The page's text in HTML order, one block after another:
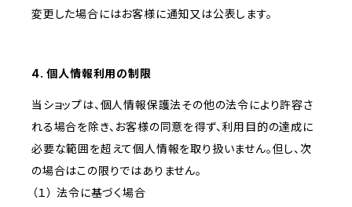
変更した場合にはお客様に通知又は公表します。
4. 個人情報利用の制限
当ショップは、個人情報保護法その他の法令により許容さ
れる場合を除き、お客様の同意を得ず、利用目的の達成に
必要な範囲を超えて個人情報を取り扱いません。但し、次
の場合はこの限りではありません。
（１） 法令に基づく場合